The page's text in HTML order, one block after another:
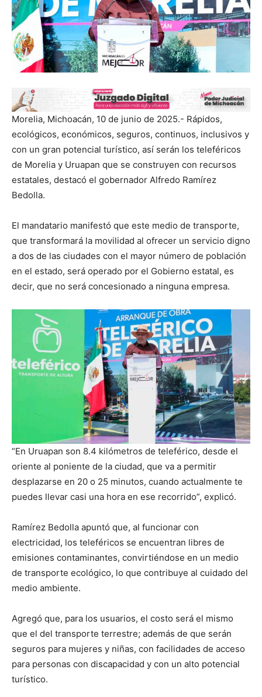
Morelia, Michoacán, 10 de junio de 2025.- Rápidos,
ecológicos, económicos, seguros, continuos, inclusivos y
con un gran potencial turístico, así serán los teleféricos
de Morelia y Uruapan que se construyen con recursos
estatales, destacó el gobernador Alfredo Ramírez
Bedolla.
El mandatario manifestó que este medio de transporte,
que transformará la movilidad al ofrecer un servicio digno
a dos de las ciudades con el mayor número de población
en el estado, será operado por el Gobierno estatal, es
decir, que no será concesionado a ninguna empresa.
“En Uruapan son 8.4 kilómetros de teleférico, desde el
oriente al poniente de la ciudad, que va a permitir
desplazarse en 20 o 25 minutos, cuando actualmente te
puedes llevar casi una hora en ese recorrido”, explicó.
Ramírez Bedolla apuntó que, al funcionar con
electricidad, los teleféricos se encuentran libres de
emisiones contaminantes, convirtiéndose en un medio
de transporte ecológico, lo que contribuye al cuidado del
medio ambiente.
Agregó que, para los usuarios, el costo será el mismo
que el del transporte terrestre; además de que serán
seguros para mujeres y niñas, con facilidades de acceso
para personas con discapacidad y con un alto potencial
turístico.